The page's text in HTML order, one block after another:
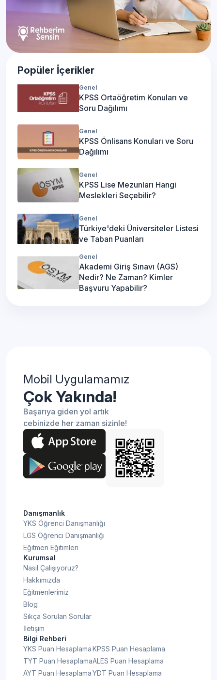
Popüler İçerikler
Genel
KPSS Ortaöğretim Konuları ve
Soru Dağılımı
Genel
KPSS Önlisans Konuları ve Soru
Dağılımı
Genel
KPSS Lise Mezunları Hangi
Meslekleri Seçebilir?
Genel
Türkiye'deki Üniversiteler Listesi
ve Taban Puanları
Genel
Akademi Giriş Sınavı (AGS)
Nedir? Ne Zaman? Kimler
Başvuru Yapabilir?
Mobil Uygulamamız
Çok Yakında!
Başarıya giden yol artık
cebinizde her zaman sizinle!
Danışmanlık
YKS Öğrenci Danışmanlığı
LGS Öğrenci Danışmanlığı
Eğitmen Eğitimleri
Kurumsal
Nasıl Çalışıyoruz?
Hakkımızda
Eğitmenlerimiz
Blog
Sıkça Sorulan Sorular
İletişim
Bilgi Rehberi
YKS Puan Hesaplama
TYT Puan Hesaplama
AYT Puan Hesaplama
KPSS Puan Hesaplama
ALES Puan Hesaplama
YDT Puan Hesaplama